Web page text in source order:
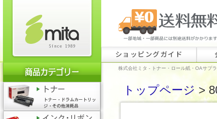
ショッピングガイド
株式会社ミタ - トナー・ロール紙・OAサプ
トップページ>